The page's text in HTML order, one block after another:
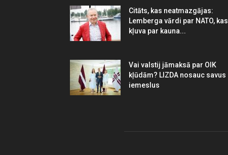
Citāts, kas neatmazgājas:
Lemberga vārdi par NATO, kas
kļuva par kauna...
Vai valstij jāmaksā par OIK
kļūdām? LIZDA nosauc savus
iemeslus